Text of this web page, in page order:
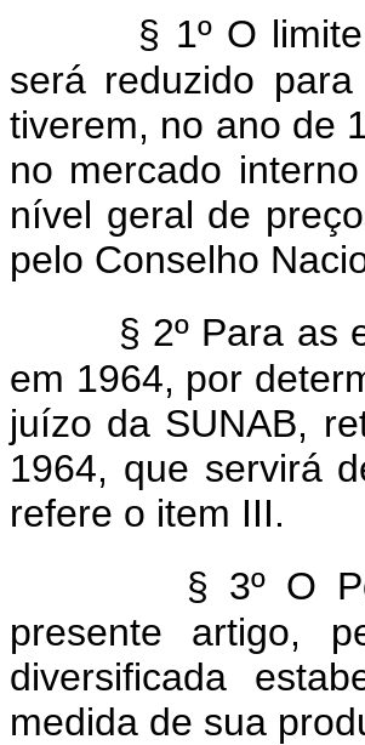
§ 1º O
será reduzido
tiverem, no ano de
no mercado
nível geral de
pelo Conselho
§ 2º Para as
em 1964, por
juízo da SUNAB,
1964, que servirá
refere o item III.
§ 3º O
presente artigo,
diversificada
medida de sua